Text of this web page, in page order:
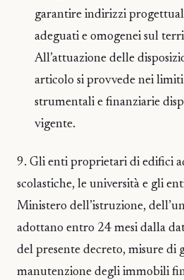
garantire indirizzi
adeguati e omogenei sul
All’attuazione delle
articolo si provvede nei
strumentali e finanziarie
vigente.
9. Gli enti proprietari di edifici
scolastiche, le università e gli
Ministero dell’istruzione,
adottano entro 24 mesi dalla
del presente decreto, misure di
manutenzione degli immobili